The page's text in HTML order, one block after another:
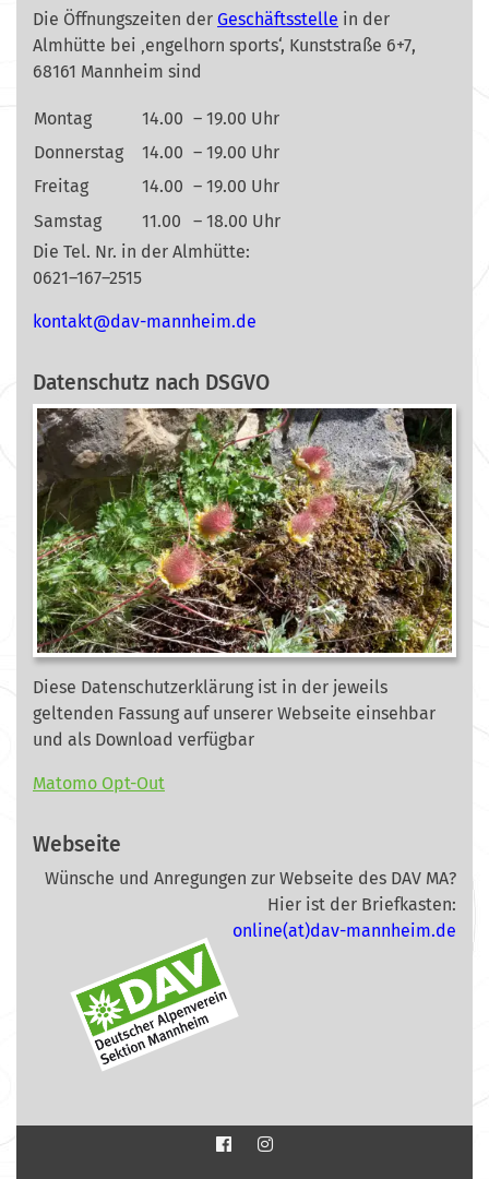
Die Öffnungszeiten der Geschäftsstelle in der
Almhütte bei ‚engelhorn sports‘, Kunststraße 6+7,
68161 Mannheim sind
Montag 14.00 – 19.00 Uhr
Donnerstag
14.00 – 19.00 Uhr
Freitag
14.00 – 19.00 Uhr
Samstag
11.00
– 18.00 Uhr
Die Tel. Nr. in der Almhütte:
0621–167–2515
ed.mi
ehnna
m-vad
@tkat
nok
Datenschutz nach DSGVO
Diese Datenschutzerklärung ist in der jeweils
geltenden Fassung auf unserer Webseite einsehbar
und als Download verfügbar
Matomo Opt-Out
Webseite
Wünsche und Anregungen zur Webseite des DAV MA?
Hier ist der Briefkasten:
online(at)dav-mannheim.de